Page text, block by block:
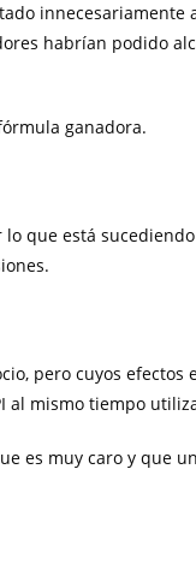
habrían podido
ganadora.
que está
pero cuyos
al mismo tiempo
es muy caro y que